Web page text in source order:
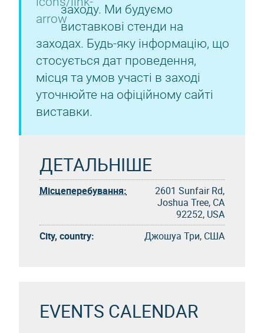
заходу. Ми будуємо
виставкові стенди на
заходах. Будь-яку інформацію, що
стосується дат проведення,
місця та умов участі в заході
уточнюйте на офіційному сайті
виставки.
ДЕТАЛЬНІШЕ
Місцеперебування:
2601 Sunfair Rd,
Joshua Tree, CA
92252, USA
City, country:
Джошуа Три, США
EVENTS CALENDAR